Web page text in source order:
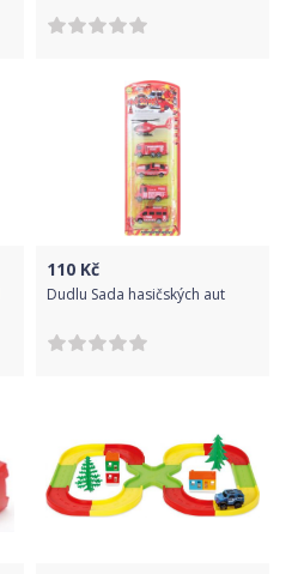
110 Kč
Dudlu Sada hasičských aut